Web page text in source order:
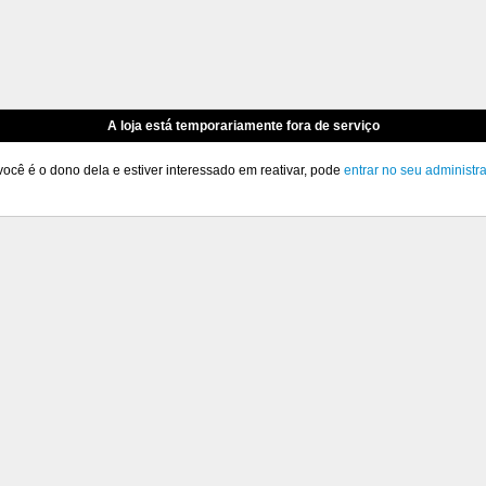
A loja está temporariamente fora de serviço
é o dono dela e estiver interessado em reativar, pode entrar no seu